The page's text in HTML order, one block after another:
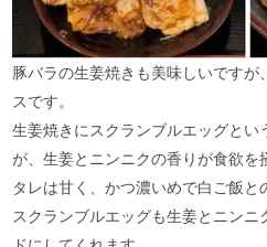
豚バラの生姜焼きも美味しいです
スです。
生姜焼きにスクランブルエッグとい
が、生姜とニンニクの香りが食欲を
タレは甘く、かつ濃いめで白ご飯と
スクランブルエッグも生姜とニン